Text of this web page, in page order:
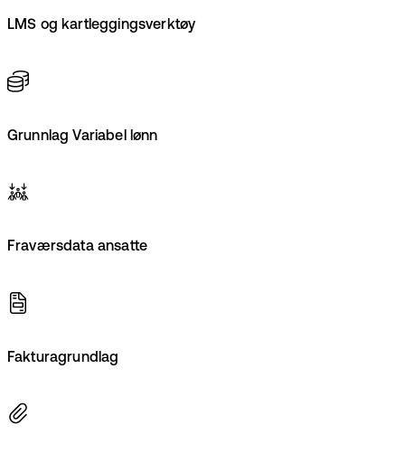
LMS og kartleggingsverktøy
Grunnlag Variabel lønn
Fraværsdata ansatte
Fakturagrundlag